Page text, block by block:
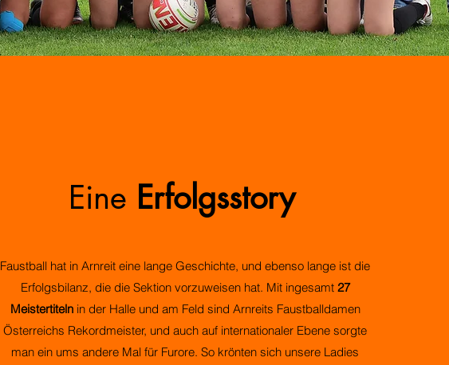
Eine Erfolgsstory
Faustball hat in Arnreit eine lange Geschichte, und ebenso lange ist die
Erfolgsbilanz, die die Sektion vorzuweisen hat. Mit ingesamt 27
Meistertitelnin der Halle und am Feld sind Arnreits Faustballdamen
Österreichs Rekordmeister, und auch auf internationaler Ebene sorgte
man ein ums andere Mal für Furore. So krönten sich unsere Ladies